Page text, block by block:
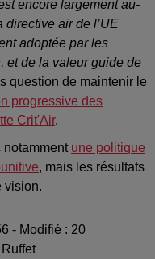
encore largement au-
air de l’UE
adoptée par les
et de la valeur guide de
question de maintenir le
progressive des
Crit'Air.
notamment une politique
, mais les résultats
vision.
- Modifié : 20